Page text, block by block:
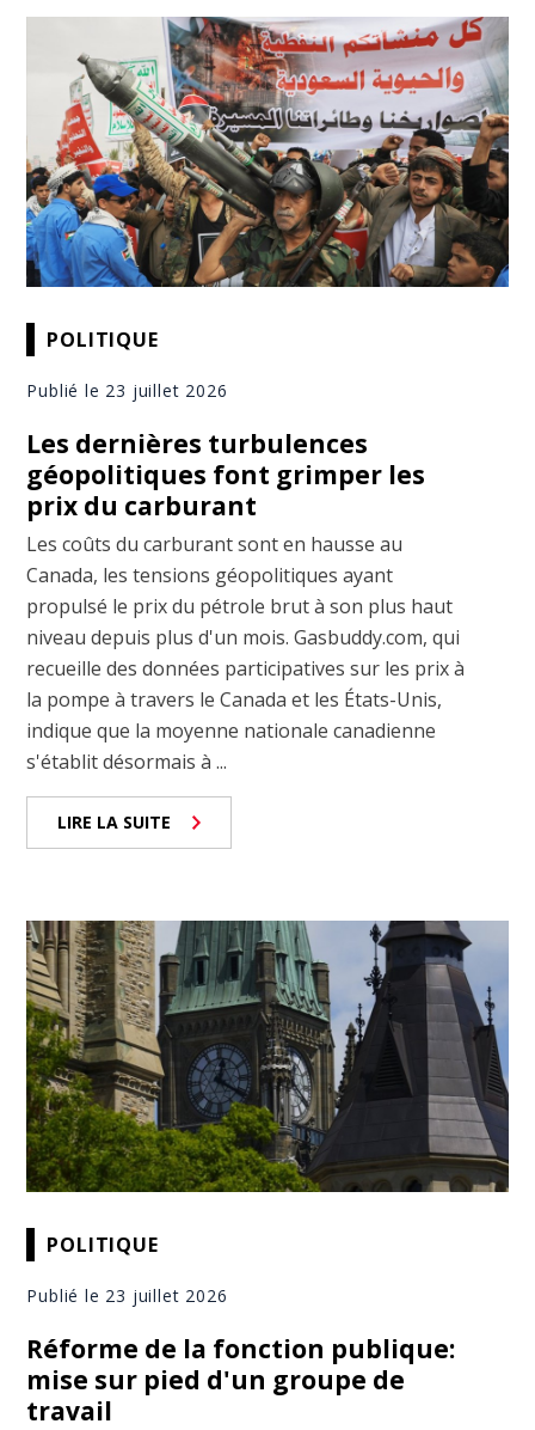
POLITIQUE
Publié le 23 juillet 2026
Les dernières turbulences
géopolitiques font grimper les
prix du carburant
Les coûts du carburant sont en hausse au
Canada, les tensions géopolitiques ayant
propulsé le prix du pétrole brut à son plus haut
niveau depuis plus d'un mois. Gasbuddy.com, qui
recueille des données participatives sur les prix à
la pompe à travers le Canada et les États-Unis,
indique que la moyenne nationale canadienne
s'établit désormais à ...
LIRE LA SUITE
POLITIQUE
Publié le 23 juillet 2026
Réforme de la fonction publique:
mise sur pied d'un groupe de
travail